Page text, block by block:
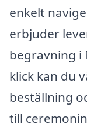
enkelt
erbjuder
begravning i
klick kan du
beställning
till